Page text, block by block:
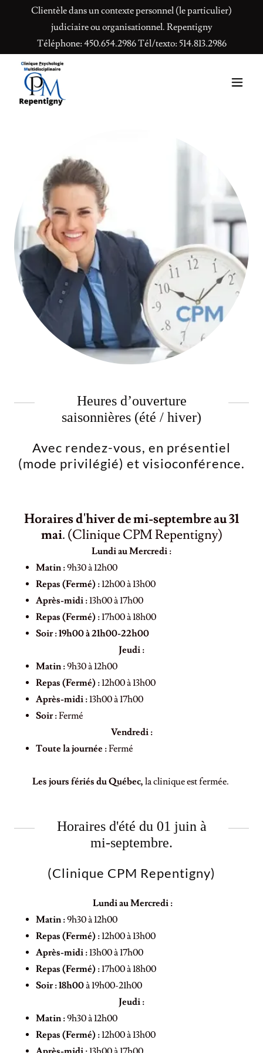
Clientèle dans un contexte personnel (le particulier)
judiciaire ou organisationnel. Repentigny
Téléphone:450.654.2986Tél/texto:514.813.2986
Heures d’ouverture
saisonnières (été / hiver)
Avec rendez-vous, en présentiel
(mode privilégié) et visioconférence.
Horaires d'hiver de mi-septembre au 31
mai. (Clinique CPM Repentigny)
Lundi au Mercredi :
Matin :9h30 à 12h00
Repas (Fermé) :12h00 à 13h00
Après-midi :13h00 à 17h00
Repas (Fermé) :17h00 à 18h00
Soir :19h00 à 21h00-22h00
Jeudi :
Matin :9h30 à 12h00
Repas (Fermé) :12h00 à 13h00
Après-midi :13h00 à 17h00
Soir :Fermé
Vendredi :
Toute la journée :Fermé
Les jours fériés du Québec, la clinique est fermée.
Horaires d'été du 01 juin à
mi-septembre.
(Clinique CPM Repentigny)
Lundi au Mercredi :
Matin :9h30 à 12h00
Repas (Fermé) :12h00 à 13h00
Après-midi :13h00 à 17h00
Repas (Fermé) :17h00 à 18h00
Soir :18h00à 19h00-21h00
Jeudi :
Matin :9h30 à 12h00
Repas (Fermé) :12h00 à 13h00